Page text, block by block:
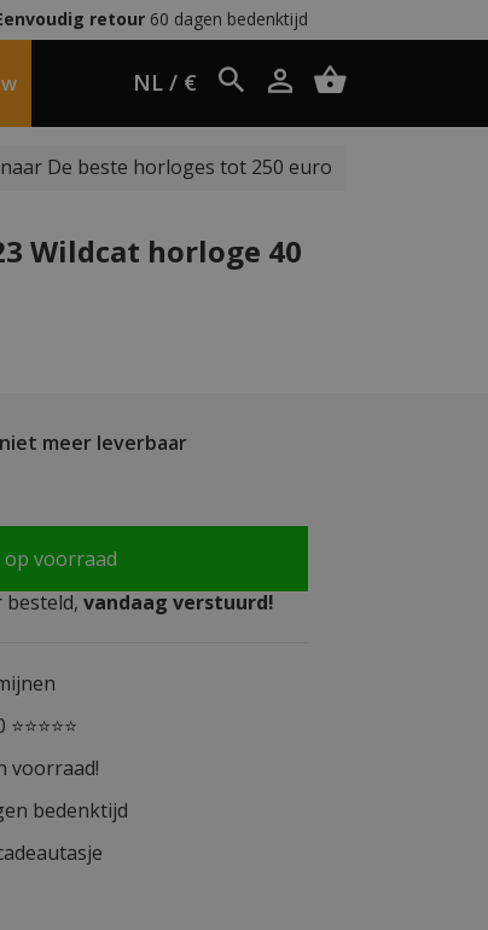
retour60 dagen bedenktijd
NL / €
De beste horloges tot 250 euro
Wildcat horloge 40
meer leverbaar
op voorraad
besteld, vandaag verstuurd!
voorraad!
bedenktijd